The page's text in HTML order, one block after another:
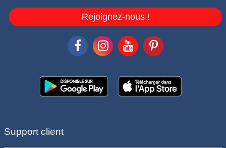
Rejoignez-nous !
Support client